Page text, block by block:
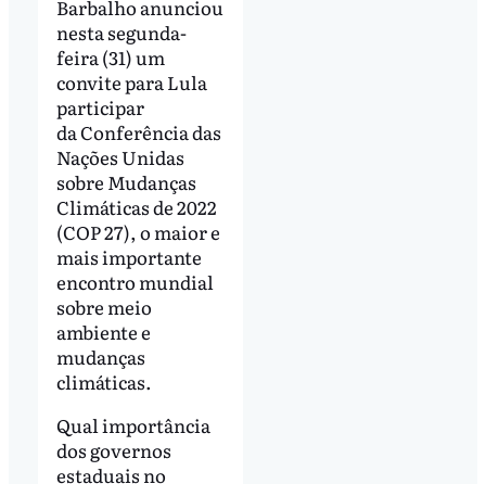
Barbalho anunciou
nesta segunda-
feira (31) um
convite para Lula
participar
da Conferência das
Nações Unidas
sobre Mudanças
Climáticas de 2022
(COP 27), o maior e
mais importante
encontro mundial
sobre meio
ambiente e
mudanças
climáticas.
Qual importância
dos governos
estaduais no